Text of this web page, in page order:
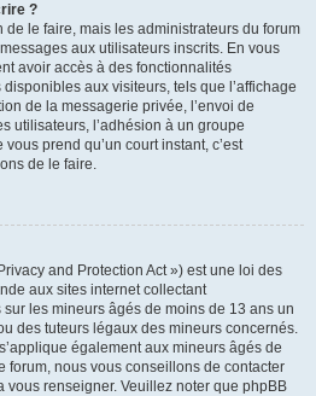
?
de le faire, mais les administrateurs du forum
aux utilisateurs inscrits. En vous
avoir accès à des fonctionnalités
aux visiteurs, tels que l’affichage
de la messagerie privée, l’envoi de
utilisateurs, l’adhésion à un groupe
prend qu’un court instant, c’est
de le faire.
and Protection Act ») est une loi des
aux sites internet collectant
les mineurs âgés de moins de 13 ans un
des tuteurs légaux des mineurs concernés.
également aux mineurs âgés de
forum, nous vous conseillons de contacter
renseigner. Veuillez noter que phpBB